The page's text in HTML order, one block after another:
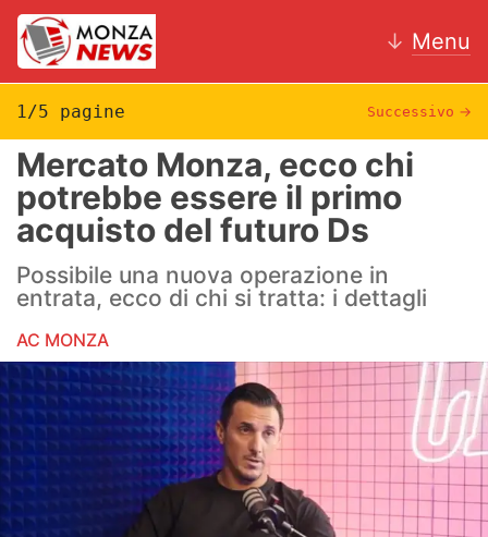
↓ Menu
News
AC Monza
Calcio
Motori
Volley
Hockey
1/5 pagine Successivo →
Mercato Monza, ecco chi
potrebbe essere il primo
acquisto del futuro Ds
Possibile una nuova operazione in
entrata, ecco di chi si tratta: i dettagli
AC MONZA